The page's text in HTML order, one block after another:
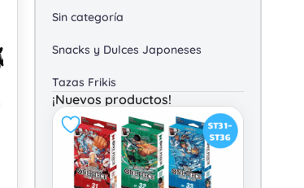
Sin categoría
Snacks y Dulces Japoneses
Tazas Frikis
¡Nuevos productos!